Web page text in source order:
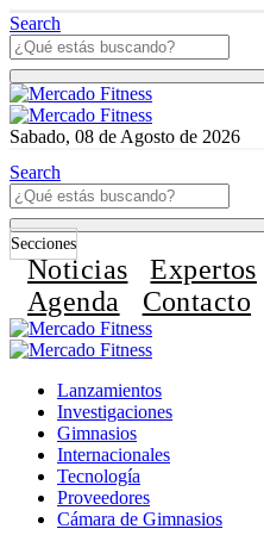
Search
Sabado, 08 de Agosto de 2026
Search
Secciones
Noticias Expertos
Agenda
Contacto
Lanzamientos
Investigaciones
Gimnasios
Internacionales
Tecnología
Proveedores
Cámara de Gimnasios